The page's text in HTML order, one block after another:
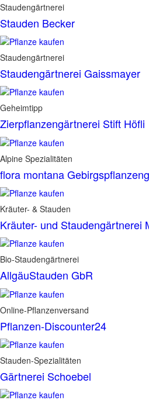
Staudengärtnerei
Stauden Becker
Staudengärtnerei
Staudengärtnerei Gaissmayer
Geheimtipp
Zierpflanzengärtnerei Stift Höfli
Alpine Spezialitäten
flora montana
Kräuter- & Stauden
Kräuter- und Staudengärtnerei
Bio-Staudengärtnerei
AllgäuStauden GbR
Online-Pflanzenversand
Pflanzen-Discounter24
Stauden-Spezialitäten
Gärtnerei Schoebel